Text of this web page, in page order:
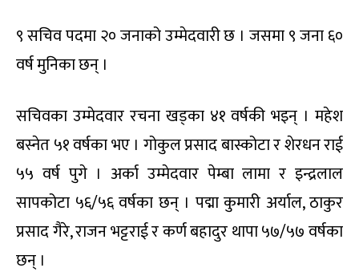
९ सचिव पदमा २० जनाको उम्मेदवारी छ । जसमा ९ जना ६०
वर्ष मुनिका छन् ।
सचिवका उम्मेदवार रचना खड्का ४१ वर्षकी भइन् । महेश
बस्नेत ५१ वर्षका भए । गोकुल प्रसाद बास्कोटा र शेरधन राई
५५ वर्ष पुगे । अर्का उम्मेदवार पेम्बा लामा र इन्द्रलाल
सापकोटा ५६/५६ वर्षका छन् । पद्मा कुमारी अर्याल, ठाकुर
प्रसाद गैरे, राजन भट्टराई र कर्ण बहादुर थापा ५७/५७ वर्षका
छन् ।